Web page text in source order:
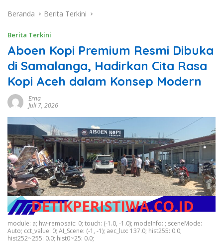
Beranda Berita Terkini
Berita Terkini
Aboen Kopi Premium Resmi Dibuka
di Samalanga, Hadirkan Cita Rasa
Kopi Aceh dalam Konsep Modern
Erna
Juli 7, 2026
module: a; hw-remosaic: 0; touch: (-1.0, -1.0); modeInfo: ; sceneMode:
Auto; cct_value: 0; AI_Scene: (-1, -1); aec_lux: 137.0; hist255: 0.0;
hist252~255: 0.0; hist0~25: 0.0;